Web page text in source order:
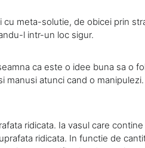
meta-solutie, de obicei prin
l intr-un loc sigur.
ca este o idee buna sa o
atunci cand o
ridicata. Ia vasul care
ridicata. In functie de